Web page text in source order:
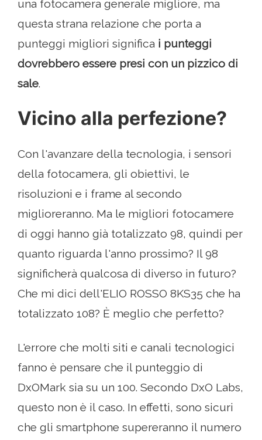
una fotocamera generale migliore, ma
questa strana relazione che porta a
punteggi migliori significa i punteggi
dovrebbero essere presi con un pizzico di
sale.
Vicino alla perfezione?
Con l'avanzare della tecnologia, i sensori
della fotocamera, gli obiettivi, le
risoluzioni e i frame al secondo
miglioreranno. Ma le migliori fotocamere
di oggi hanno già totalizzato 98, quindi per
quanto riguarda l'anno prossimo? Il 98
significherà qualcosa di diverso in futuro?
Che mi dici dell'ELIO ROSSO 8KS35 che ha
totalizzato 108? È meglio che perfetto?
L'errore che molti siti e canali tecnologici
fanno è pensare che il punteggio di
DxOMark sia su un 100. Secondo DxO Labs,
questo non è il caso. In effetti, sono sicuri
che gli smartphone supereranno il numero